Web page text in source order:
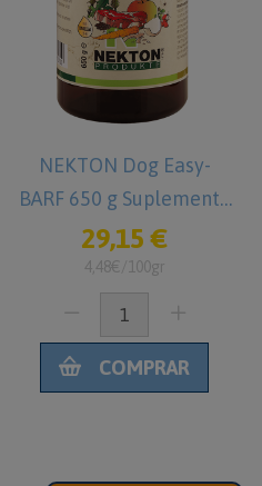
NEKTON Dog Easy-
BARF 650 g Suplemento
alimenticio para dieta
BARF en Perros
29,15 €
4,48€/100gr
COMPRAR